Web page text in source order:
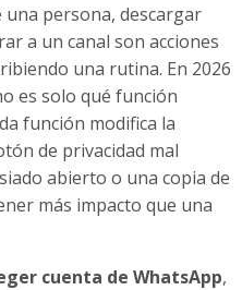
persona, descargar
a un canal son acciones
una rutina. En 2026
es solo qué función
función modifica la
de privacidad mal
abierto o una copia de
más impacto que una
cuenta de WhatsApp,